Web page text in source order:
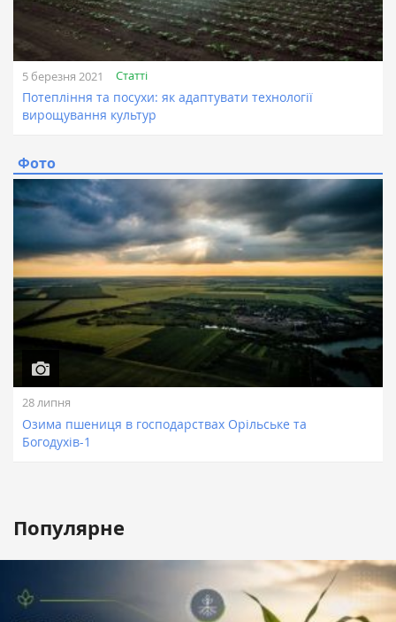
5 березня 2021 Статті
Потепління та посухи: як адаптувати технології
вирощування культур
Фото
28 липня
Озима пшениця в господарствах Орільське та
Богодухів-1
Популярне